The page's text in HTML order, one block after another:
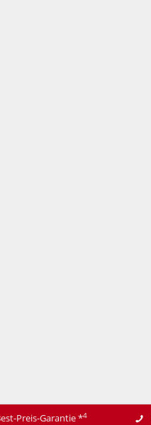
Preis-Garantie*4